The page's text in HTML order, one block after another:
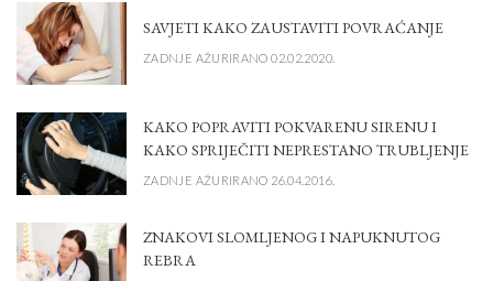
SAVJETI KAKO ZAUSTAVITI POVRAĆANJE
ZADNJE AŽURIRANO 02.02.2020.
KAKO POPRAVITI POKVARENU SIRENU I
KAKO SPRIJEČITI NEPRESTANO TRUBLJENJE
ZADNJE AŽURIRANO 26.04.2016.
ZNAKOVI SLOMLJENOG I NAPUKNUTOG
REBRA